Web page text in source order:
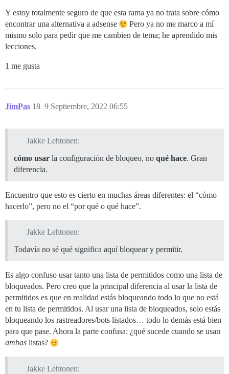
Y estoy totalmente seguro de que esta rama ya no trata sobre cómo
encontrar una alternativa a adsense
Pero ya no me marco a mí
mismo solo para pedir que me cambien de tema; he aprendido mis
lecciones.
1 me gusta
JimPas 9 Septiembre, 2022 06:55
18
Jakke Lehtonen:
cómo usar la configuración de bloqueo, no qué hace. Gran
diferencia.
Encuentro que esto es cierto en muchas áreas diferentes: el “cómo
hacerlo”, pero no el “por qué o qué hace”.
Jakke Lehtonen:
Todavía no sé qué significa aquí bloquear y permitir.
Es algo confuso usar tanto una lista de permitidos como una lista de
bloqueados. Pero creo que la principal diferencia al usar la lista de
permitidos es que en realidad estás bloqueando todo lo que no está
en tu lista de permitidos. Al usar una lista de bloqueados, solo estás
bloqueando los rastreadores/bots listados… todo lo demás está bien
para que pase. Ahora la parte confusa: ¿qué sucede cuando se usan
ambas listas?
Jakke Lehtonen: